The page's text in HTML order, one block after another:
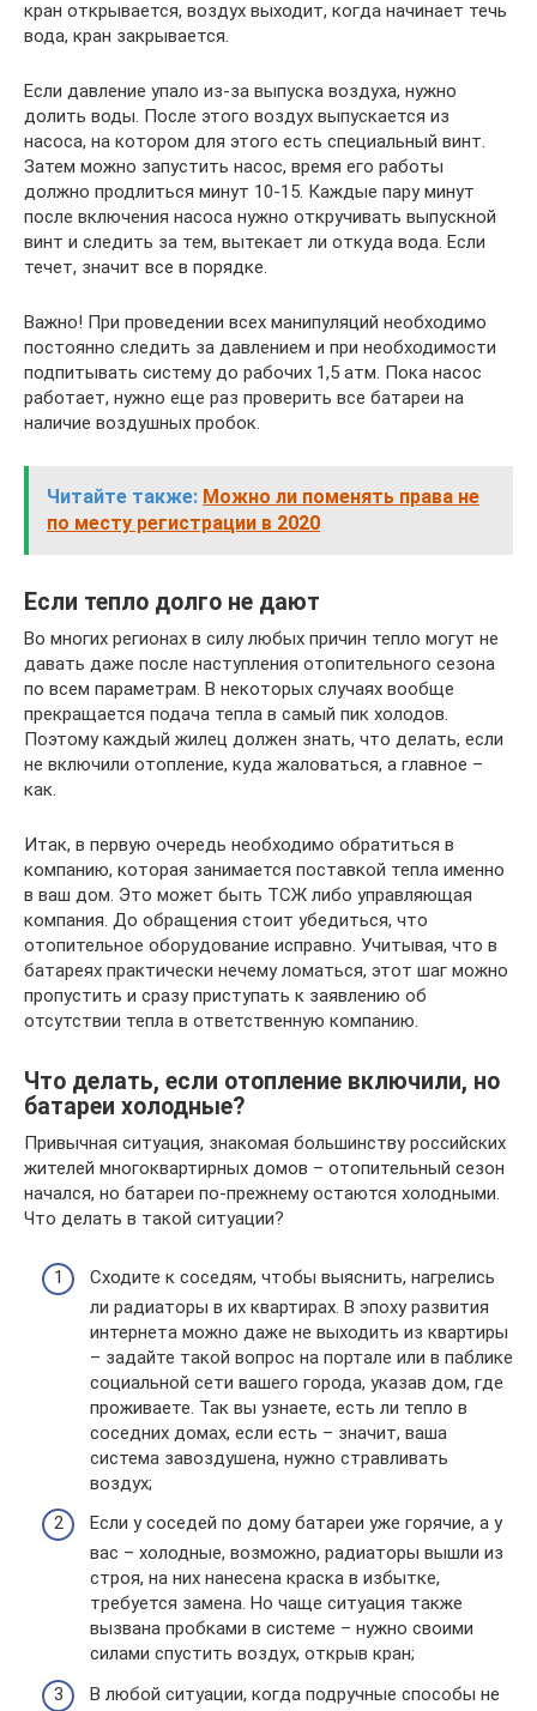
кран открывается, воздух выходит, когда начинает течь
вода, кран закрывается.
Если давление упало из-за выпуска воздуха, нужно
долить воды. После этого воздух выпускается из
насоса, на котором для этого есть специальный винт.
Затем можно запустить насос, время его работы
должно продлиться минут 10-15. Каждые пару минут
после включения насоса нужно откручивать выпускной
винт и следить за тем, вытекает ли откуда вода. Если
течет, значит все в порядке.
Важно! При проведении всех манипуляций необходимо
постоянно следить за давлением и при необходимости
подпитывать систему до рабочих 1,5 атм. Пока насос
работает, нужно еще раз проверить все батареи на
наличие воздушных пробок.
Читайте также: Можно ли поменять права не
по месту регистрации в 2020
Если тепло долго не дают
Во многих регионах в силу любых причин тепло могут не
давать даже после наступления отопительного сезона
по всем параметрам. В некоторых случаях вообще
прекращается подача тепла в самый пик холодов.
Поэтому каждый жилец должен знать, что делать, если
не включили отопление, куда жаловаться, а главное –
как.
Итак, в первую очередь необходимо обратиться в
компанию, которая занимается поставкой тепла именно
в ваш дом. Это может быть ТСЖ либо управляющая
компания. До обращения стоит убедиться, что
отопительное оборудование исправно. Учитывая, что в
батареях практически нечему ломаться, этот шаг можно
пропустить и сразу приступать к заявлению об
отсутствии тепла в ответственную компанию.
Что делать, если отопление включили, но
батареи холодные?
Привычная ситуация, знакомая большинству российских
жителей многоквартирных домов – отопительный сезон
начался, но батареи по-прежнему остаются холодными.
Что делать в такой ситуации?
Сходите к соседям, чтобы выяснить, нагрелись
ли радиаторы в их квартирах. В эпоху развития
интернета можно даже не выходить из квартиры
– задайте такой вопрос на портале или в паблике
социальной сети вашего города, указав дом, где
проживаете. Так вы узнаете, есть ли тепло в
соседних домах, если есть – значит, ваша
система завоздушена, нужно стравливать
воздух;
Если у соседей по дому батареи уже горячие, а у
вас – холодные, возможно, радиаторы вышли из
строя, на них нанесена краска в избытке,
требуется замена. Но чаще ситуация также
вызвана пробками в системе – нужно своими
силами спустить воздух, открыв кран;
В любой ситуации, когда подручные способы не